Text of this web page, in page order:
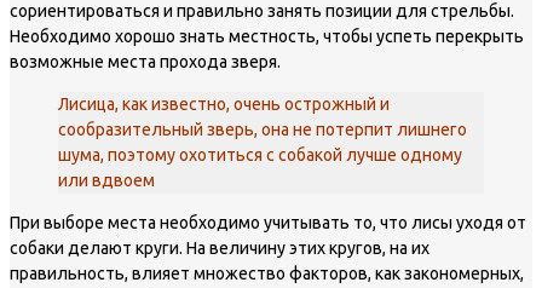
сориентироваться и правильно занять позиции для стрельбы.
Необходимо хорошо знать местность, чтобы успеть перекрыть
возможные места прохода зверя.
Лисица, как известно, очень острожный и
сообразительный зверь, она не потерпит лишнего
шума, поэтому охотиться с собакой лучше одному
или вдвоем
При выборе места необходимо учитывать то, что лисы уходя от
собаки делают круги. На величину этих кругов, на их
правильность, влияет множество факторов, как закономерных,